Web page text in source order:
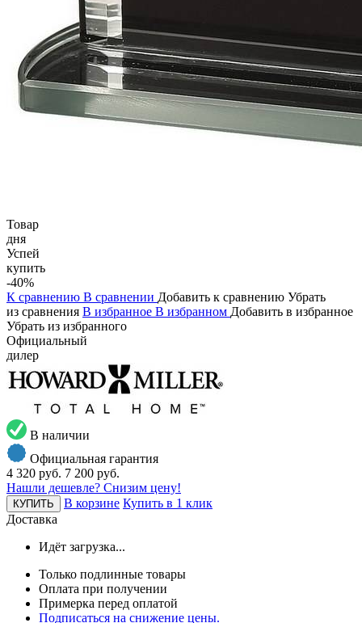
Товар
дня
Успей
купить
-40%
К сравнению В сравнении Добавить к сравнению Убрать
из сравнения В избранное В избранном Добавить в избранное
Убрать из избранного
Официальный
дилер
В наличии
Официальная гарантия
4 320 руб. 7 200 руб.
Нашли дешевле? Снизим цену!
КУПИТЬ В корзине Купить в 1 клик
Доставка
Идёт загрузка...
Только подлинные товары
Оплата при получении
Примерка перед оплатой
Подписаться на снижение цены.